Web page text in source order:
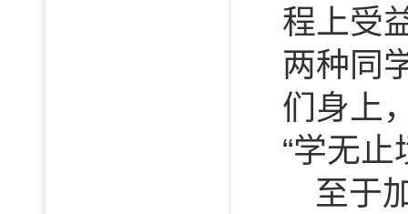
程上受
两种同
们身上
“学无
至于